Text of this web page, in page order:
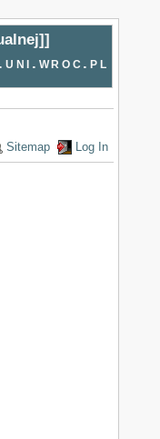
]]
Sitemap Log In